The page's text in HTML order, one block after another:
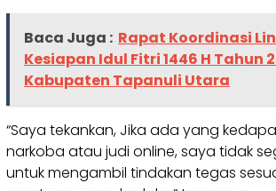
Baca Juga : Rapat Koordinasi
Kesiapan Idul Fitri 1446 H Tahun
Kabupaten Tapanuli Utara
“Saya tekankan, Jika ada yang
narkoba atau judi online, saya tidak
untuk mengambil tindakan tegas